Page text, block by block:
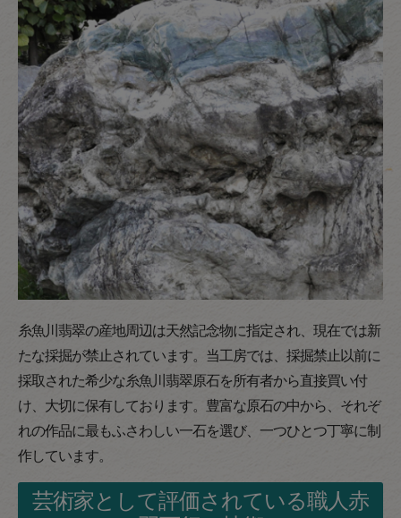
糸魚川翡翠の産地周辺は天然記念物に指定され、現在では新
たな採掘が禁止されています。当工房では、採掘禁止以前に
採取された希少な糸魚川翡翠原石を所有者から直接買い付
け、大切に保有しております。豊富な原石の中から、それぞ
れの作品に最もふさわしい一石を選び、一つひとつ丁寧に制
作しています。
芸術家として評価されている職人赤